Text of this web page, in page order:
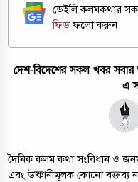
ডেইলি কলমকথার
ফিডফলো করুন
দেশ-বিদেশের সকল খবর
এ
দৈনিক কলম কথা সংবিধান ও
এবং উষ্কানীমূলক কোনো বক্তব্য